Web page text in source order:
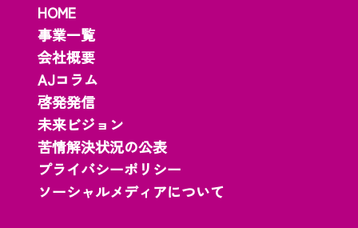
HOME
事業一覧
会社概要
AJコラム
啓発発信
未来ビジョン
苦情解決状況の公表
プライバシーポリシー
ソーシャルメディアについて